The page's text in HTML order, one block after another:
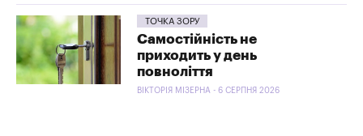
ТОЧКА ЗОРУ
Самостійність не
приходить у день
повноліття
ВІКТОРІЯ МІЗЕРНА - 6 СЕРПНЯ 2026